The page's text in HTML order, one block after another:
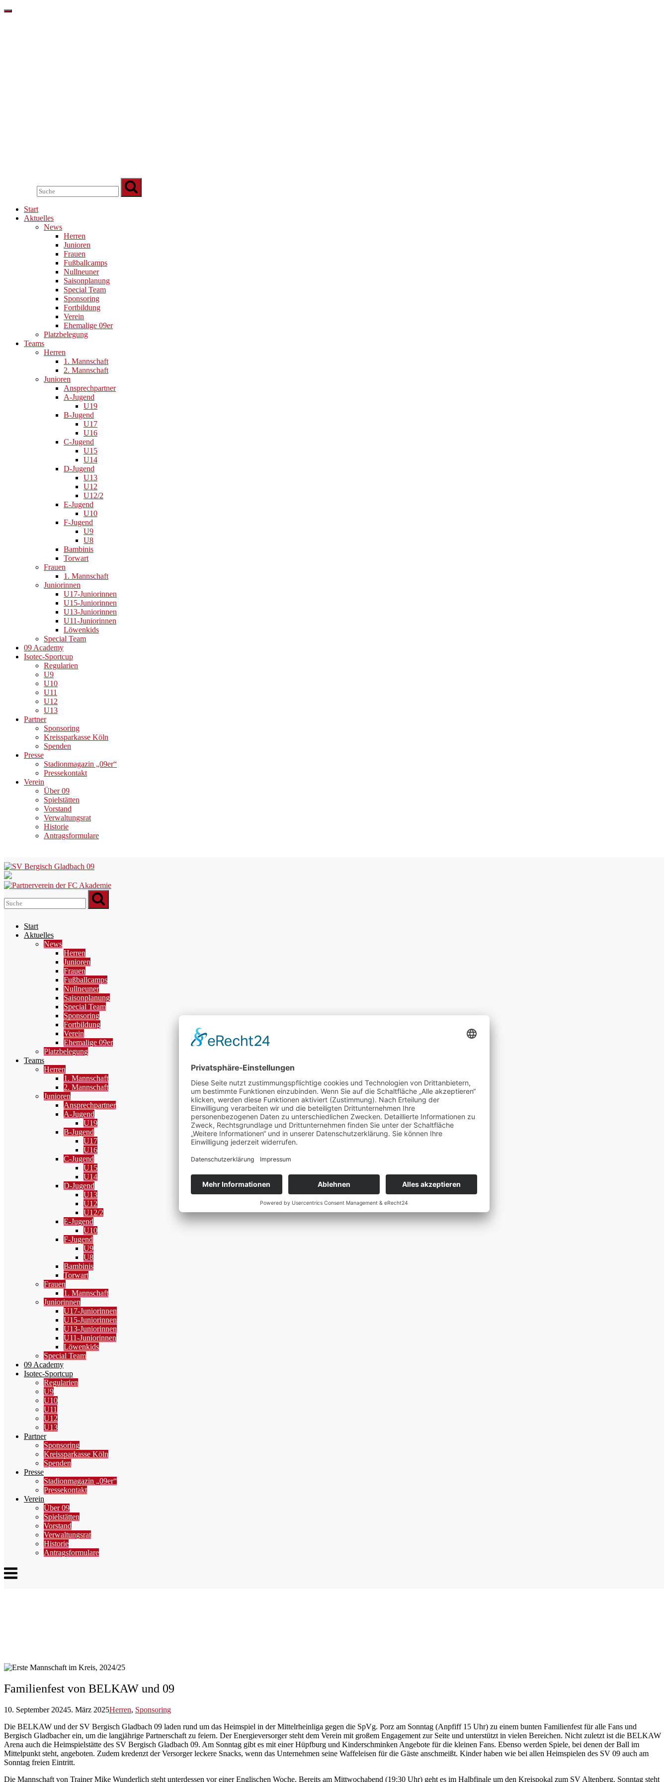
Start
Aktuelles
News
Herren
Junioren
Frauen
Fußballcamps
Nullneuner
Saisonplanung
Special Team
Sponsoring
Fortbildung
Verein
Ehemalige 09er
Platzbelegung
Teams
Herren
1. Mannschaft
2. Mannschaft
Junioren
Ansprechpartner
A-Jugend
U19
B-Jugend
U17
U16
C-Jugend
U15
U14
D-Jugend
U13
U12
U12/2
E-Jugend
U10
F-Jugend
U9
U8
Bambinis
Torwart
Frauen
1. Mannschaft
Juniorinnen
U17-Juniorinnen
U15-Juniorinnen
U13-Juniorinnen
U11-Juniorinnen
Löwenkids
Special Team
09 Academy
Isotec-Sportcup
Regularien
U9
U10
U11
U12
U13
Partner
Sponsoring
Kreissparkasse Köln
Spenden
Presse
Stadionmagazin „09er“
Pressekontakt
Verein
Über 09
Spielstätten
Vorstand
Verwaltungsrat
Historie
Antragsformulare
Skip
to
content
Start
Aktuelles
News
Herren
Junioren
Frauen
Fußballcamps
Nullneuner
Saisonplanung
Special Team
Sponsoring
Fortbildung
Verein
Ehemalige 09er
Platzbelegung
Teams
Herren
1. Mannschaft
2. Mannschaft
Junioren
Ansprechpartner
A-Jugend
U19
B-Jugend
U17
U16
C-Jugend
U15
U14
D-Jugend
U13
U12
U12/2
E-Jugend
U10
F-Jugend
U9
U8
Bambinis
Torwart
Frauen
1. Mannschaft
Juniorinnen
U17-Juniorinnen
U15-Juniorinnen
U13-Juniorinnen
U11-Juniorinnen
Löwenkids
Special Team
09 Academy
Isotec-Sportcup
Regularien
U9
U10
U11
U12
U13
Partner
Sponsoring
Kreissparkasse Köln
Spenden
Presse
Stadionmagazin „09er“
Pressekontakt
Verein
Über 09
Spielstätten
Vorstand
Verwaltungsrat
Historie
Antragsformulare
Menu
Familienfest von BELKAW und 09
10. September 20245. März 2025Herren, Sponsoring
Die BELKAW und der SV Bergisch Gladbach 09 laden rund um das Heimspiel in der Mittelrheinliga gegen die SpVg. Porz am Sonntag (Anpfiff 15 Uhr) zu einem bunten Familienfest für alle Fans und
Bergisch Gladbacher ein, um die langjährige Partnerschaft zu feiern. Der Energieversorger steht dem Verein mit großem Engagement zur Seite und unterstützt in vielen Bereichen. Nicht zuletzt ist die BELKAW
Arena auch die Heimspielstätte des SV Bergisch Gladbach 09. Am Sonntag gibt es mit einer Hüpfburg und Kinderschminken Angebote für die kleinen Fans. Ebenso werden Spiele, bei denen der Ball im
Mittelpunkt steht, angeboten. Zudem kredenzt der Versorger leckere Snacks, wenn das Unternehmen seine Waffeleisen für die Gäste anschmeißt. Kinder haben wie bei allen Heimspielen des SV 09 auch am
Sonntag freien Eintritt.
Die Mannschaft von Trainer Mike Wunderlich steht unterdessen vor einer Englischen Woche. Bereits am Mittwochabend (19:30 Uhr) geht es im Halbfinale um den Kreispokal zum SV Altenberg. Sonntag steht